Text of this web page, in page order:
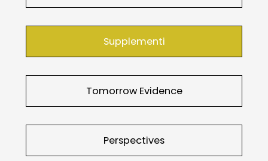
Supplementi
Tomorrow Evidence
Perspectives